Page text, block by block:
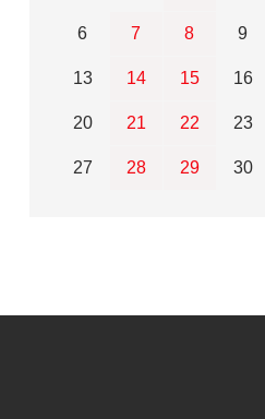
6 7 8 9
13 14 15 16
20 21 22 23
27 28 29 30